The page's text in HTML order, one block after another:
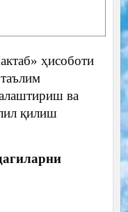
ҳисоботи
ва
қилиш